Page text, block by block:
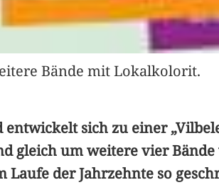
Bände mit Lokalkolorit.
sich zu einer
gleich um weitere vier
Laufe der Jahrzehnte so